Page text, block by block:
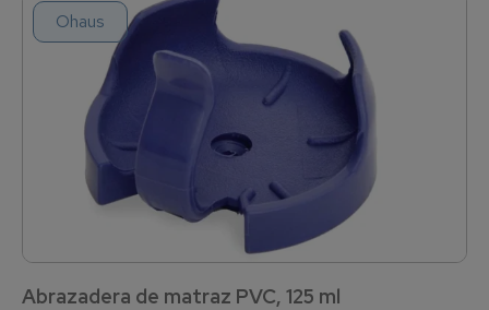
Ohaus
Abrazadera de matraz PVC, 125 ml